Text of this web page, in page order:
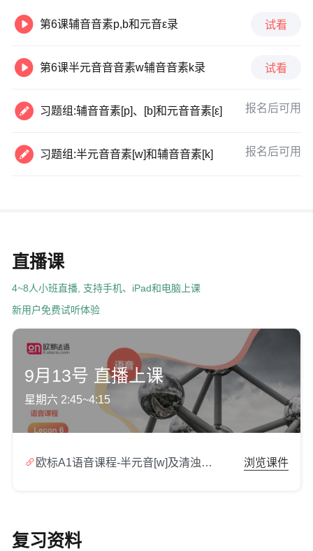
 第6课辅音音素p,b和元音ε录 试看
 第6课半元音音音素w辅音音素k录 试看
 习题组:辅音音素[p]、[b]和元音音素[ε] 报名后可用
 习题组:半元音音素[w]和辅音音素[k] 报名后可用
直播课
4~8人小班直播, 支持手机、iPad和电脑上课
新用户免费试听体验
9月13号 直播上课
星期六 2:45~4:15
 欧标A1语音课程-半元音[w]及清浊辅音[p][b].zip 浏览课件
复习资料